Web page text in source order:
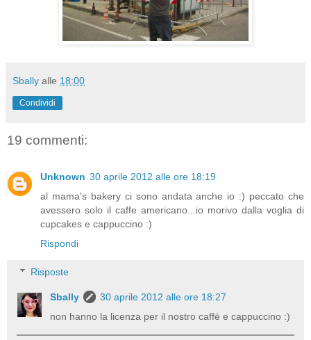
Sbally alle 18:00
Condividi
19 commenti:
Unknown 30 aprile 2012 alle ore 18:19
al mama's bakery ci sono andata anche io :) peccato che
avessero solo il caffe americano...io morivo dalla voglia di
cupcakes e cappuccino :)
Rispondi
Risposte
Sbally
30 aprile 2012 alle ore 18:27
non hanno la licenza per il nostro caffè e cappuccino :)